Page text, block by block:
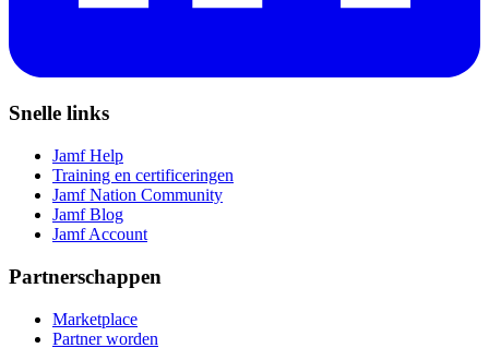
Snelle links
Jamf Help
Training en certificeringen
Jamf Nation Community
Jamf Blog
Jamf Account
Partnerschappen
Marketplace
Partner worden